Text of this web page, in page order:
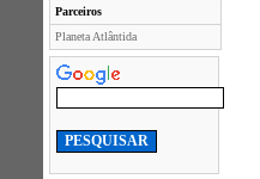
Parceiros
Planeta Atlântida